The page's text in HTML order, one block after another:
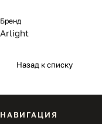
Бренд
Arlight
Назад к списку
НАВИГАЦИЯ